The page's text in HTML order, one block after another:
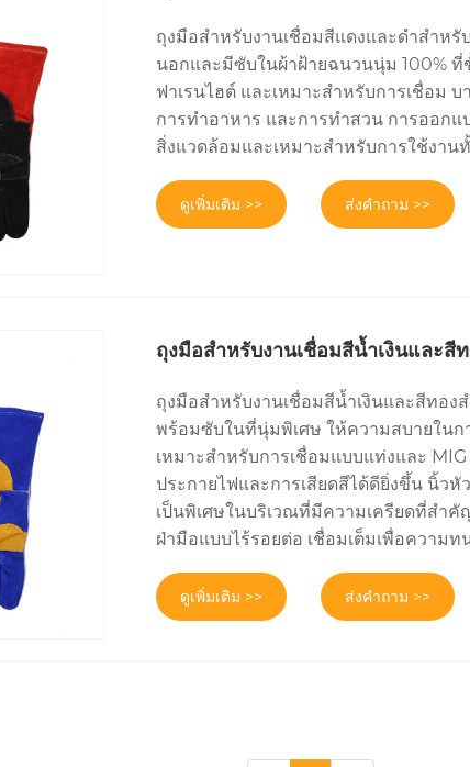
ถุงมือสำหรับงานเชื่อมสีแดงและดำสำห
นอกและมีซับในผ้าฝ้ายฉนวนนุ่ม 100%
ฟาเรนไฮต์ และเหมาะสำหรับการเชื่อม
การทำอาหาร และการทำสวน การออกแ
สิ่งแวดล้อมและเหมาะสำหรับการใช้งาน
ดูเพิ่มเติม >> ส่งคำถาม >>
ถุงมือสำหรับงานเชื่อมสีน้ำเงินและสี
ถุงมือสำหรับงานเชื่อมสีน้ำเงินและสีทอ
พร้อมซับในที่นุ่มพิเศษ ให้ความสบายในก
เหมาะสำหรับการเชื่อมแบบแท่งและ
ประกายไฟและการเสียดสีได้ดียิ่งขึ้น นิ้ว
เป็นพิเศษในบริเวณที่มีความเครียดที่สำ
ฝ่ามือแบบไร้รอยต่อ เชื่อมเต็มเพื่อความ
ดูเพิ่มเติม >> ส่งคำถาม >>